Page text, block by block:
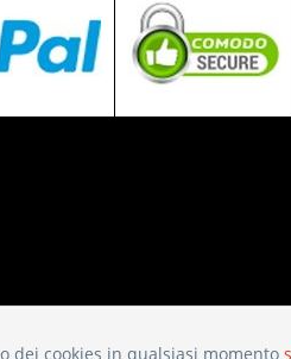
dei cookies in qualsiasi momento